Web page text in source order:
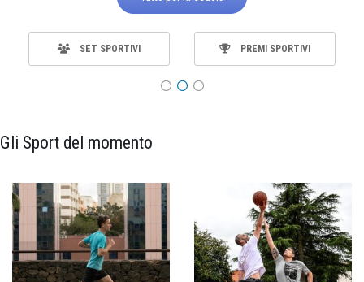
SET SPORTIVI PREMI SPORTIVI
Gli Sport del momento